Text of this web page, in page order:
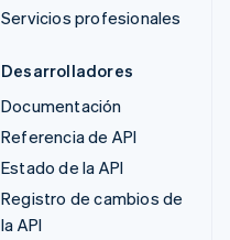
Servicios profesionales
Desarrolladores
Documentación
Referencia de API
Estado de la API
Registro de cambios de
la API